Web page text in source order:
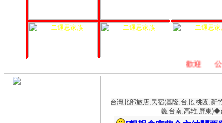
歡迎, 公益
台灣北部旅店,民宿(基隆,台北,桃園,
義,台南,高雄,屏東)◆